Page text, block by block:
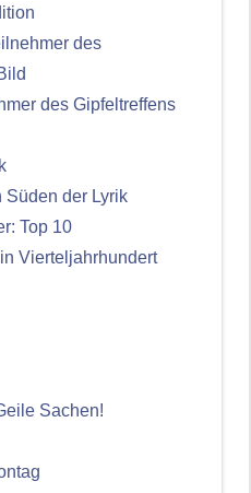
des
des Gipfeltreffens
Süden der Lyrik
Top 10
Vierteljahrhundert
Sachen!